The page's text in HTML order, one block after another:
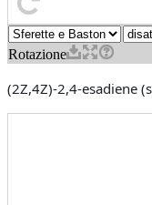
(2Z,4Z)-2,4-esadiene